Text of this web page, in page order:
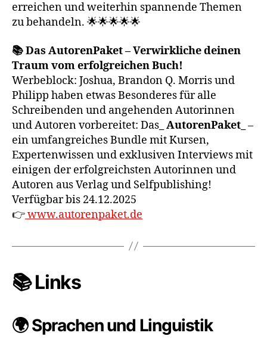
erreichen und weiterhin spannende Themen
zu behandeln. 🌟🌟🌟🌟🌟
📚 Das AutorenPaket – Verwirkliche deinen
Traum vom erfolgreichen Buch!
Werbeblock: Joshua, Brandon Q. Morris und
Philipp haben etwas Besonderes für alle
Schreibenden und angehenden Autorinnen
und Autoren vorbereitet: Das _ AutorenPaket_ –
ein umfangreiches Bundle mit Kursen,
Expertenwissen und exklusiven Interviews mit
einigen der erfolgreichsten Autorinnen und
Autoren aus Verlag und Selfpublishing!
Verfügbar bis 24.12.2025
👉www.autorenpaket.de
📚 Links
🌍 Sprachen und Linguistik